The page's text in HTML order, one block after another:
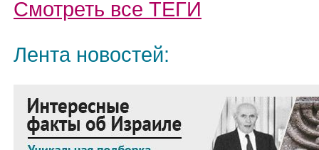
Смотреть все ТЕГИ
Лента новостей: